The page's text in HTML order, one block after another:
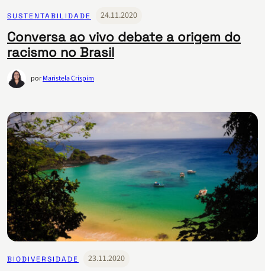
SUSTENTABILIDADE 24.11.2020
Conversa ao vivo debate a origem do
racismo no Brasil
porMaristela Crispim
BIODIVERSIDADE 23.11.2020